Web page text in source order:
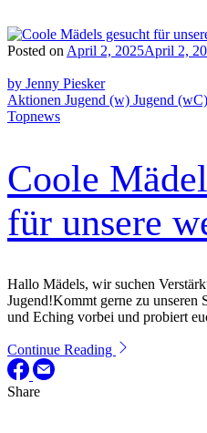
Posted on April 2, 2025April 2,
by Jenny Piesker
Aktionen Jugend (w) Jugend (wC)
Topnews
Coole
für unsere
Hallo Mädels, wir suchen
Jugend!Kommt gerne zu unseren
und Eching vorbei und probiert
Continue Reading
Share